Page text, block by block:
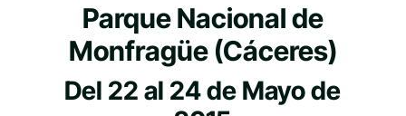
Parque Nacional de
Monfragüe (Cáceres)
Del 22 al 24 de Mayo de